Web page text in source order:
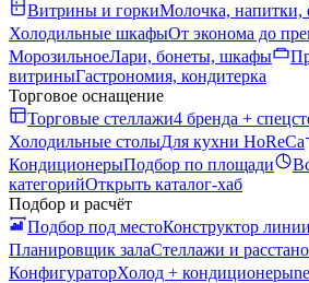
Витрины и горкиМолочка, напитки,
Холодильные шкафыОт эконома до
МорозильноеЛари, бонеты, шкафы
витриныГастрономия, кондитерка
Торговое оснащение
Торговые стеллажи4 бренда +
Холодильные столыДля кухни HoReCa
КондиционерыПодбор по площади
категорийОткрыть каталог-хаб
Подбор и расчёт
Подбор под местоКонструктор
Планировщик залаСтеллажи и
КонфигураторХолод + кондиционеры